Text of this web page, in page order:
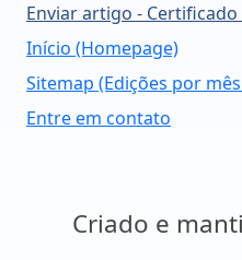
Enviar artigo -
Início (Homepage)
Sitemap (Edições por
Entre em contato
Criado e